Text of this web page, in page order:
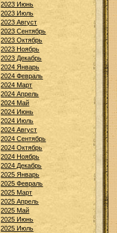
2023 Июнь
2023 Июль
2023 Август
2023 Сентябрь
2023 Октябрь
2023 Ноябрь
2023 Декабрь
2024 Январь
2024 Февраль
2024 Март
2024 Апрель
2024 Май
2024 Июнь
2024 Июль
2024 Август
2024 Сентябрь
2024 Октябрь
2024 Ноябрь
2024 Декабрь
2025 Январь
2025 Февраль
2025 Март
2025 Апрель
2025 Май
2025 Июнь
2025 Июль